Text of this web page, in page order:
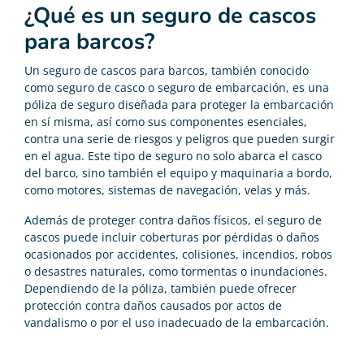
¿Qué es un seguro de cascos
para barcos?
Un seguro de cascos para barcos, también conocido
como seguro de casco o seguro de embarcación, es una
póliza de seguro diseñada para proteger la embarcación
en sí misma, así como sus componentes esenciales,
contra una serie de riesgos y peligros que pueden surgir
en el agua. Este tipo de seguro no solo abarca el casco
del barco, sino también el equipo y maquinaria a bordo,
como motores, sistemas de navegación, velas y más.
Además de proteger contra daños físicos, el seguro de
cascos puede incluir coberturas por pérdidas o daños
ocasionados por accidentes, colisiones, incendios, robos
o desastres naturales, como tormentas o inundaciones.
Dependiendo de la póliza, también puede ofrecer
protección contra daños causados por actos de
vandalismo o por el uso inadecuado de la embarcación.